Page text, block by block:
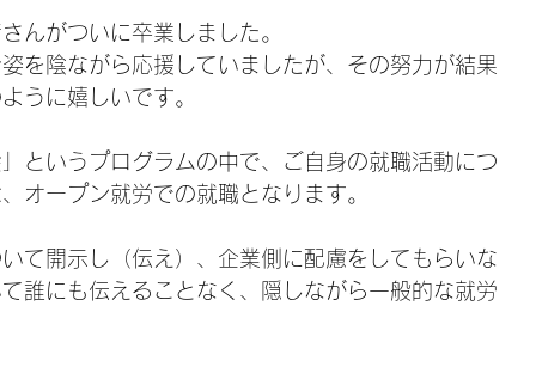
んがついに卒業しました。
を陰ながら応援していましたが、その努力が結果
うに嬉しいです。
というプログラムの中で、ご自身の就職活動につ
オープン就労での就職となります。
て開示し（伝え）、企業側に配慮をしてもらいな
誰にも伝えることなく、隠しながら一般的な就労